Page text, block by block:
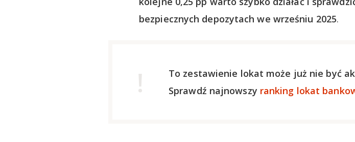
bezpiecznych depozytach we wrześniu 2025.
To zestawienie lokat może już nie być
Sprawdź najnowszy ranking lokat